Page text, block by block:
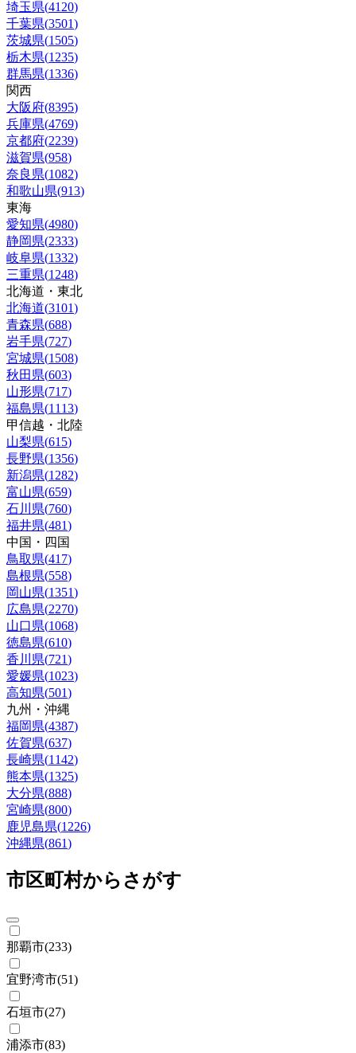
埼玉県(4120)
千葉県(3501)
茨城県(1505)
栃木県(1235)
群馬県(1336)
関西
大阪府(8395)
兵庫県(4769)
京都府(2239)
滋賀県(958)
奈良県(1082)
和歌山県(913)
東海
愛知県(4980)
静岡県(2333)
岐阜県(1332)
三重県(1248)
北海道・東北
北海道(3101)
青森県(688)
岩手県(727)
宮城県(1508)
秋田県(603)
山形県(717)
福島県(1113)
甲信越・北陸
山梨県(615)
長野県(1356)
新潟県(1282)
富山県(659)
石川県(760)
福井県(481)
中国・四国
鳥取県(417)
島根県(558)
岡山県(1351)
広島県(2270)
山口県(1068)
徳島県(610)
香川県(721)
愛媛県(1023)
高知県(501)
九州・沖縄
福岡県(4387)
佐賀県(637)
長崎県(1142)
熊本県(1325)
大分県(888)
宮崎県(800)
鹿児島県(1226)
沖縄県(861)
市区町村からさがす
那覇市(233)
宜野湾市(51)
石垣市(27)
浦添市(83)